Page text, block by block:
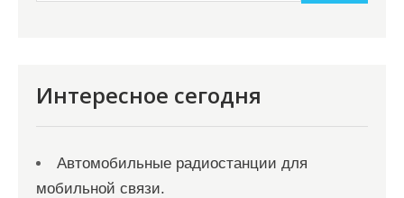
Интересное сегодня
Автомобильные радиостанции для
мобильной связи.